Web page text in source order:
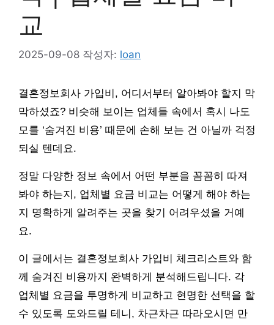
교
2025-09-08 작성자: loan
결혼정보회사 가입비, 어디서부터 알아봐야 할지 막
막하셨죠? 비슷해 보이는 업체들 속에서 혹시 나도
모를 ‘숨겨진 비용’ 때문에 손해 보는 건 아닐까 걱정
되실 텐데요.
정말 다양한 정보 속에서 어떤 부분을 꼼꼼히 따져
봐야 하는지, 업체별 요금 비교는 어떻게 해야 하는
지 명확하게 알려주는 곳을 찾기 어려우셨을 거예
요.
이 글에서는 결혼정보회사 가입비 체크리스트와 함
께 숨겨진 비용까지 완벽하게 분석해드립니다. 각
업체별 요금을 투명하게 비교하고 현명한 선택을 할
수 있도록 도와드릴 테니, 차근차근 따라오시면 만